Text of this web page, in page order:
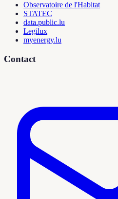
Observatoire de l'Habitat
STATEC
data.public.lu
Legilux
myenergy.lu
Contact